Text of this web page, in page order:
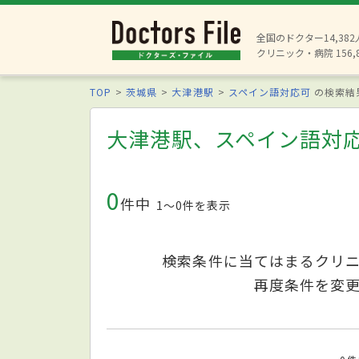
全国のドクター14,382
クリニック・病院
TOP 茨城県 大津港駅 スペイン語対応可 の検索結
大津港駅、スペイン語対
0件中 1〜0件を表示
検索条件に当てはまるクリ
再度条件を変